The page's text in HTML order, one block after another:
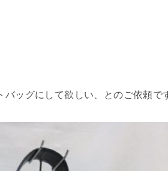
ッグにして欲しい、とのご依頼で